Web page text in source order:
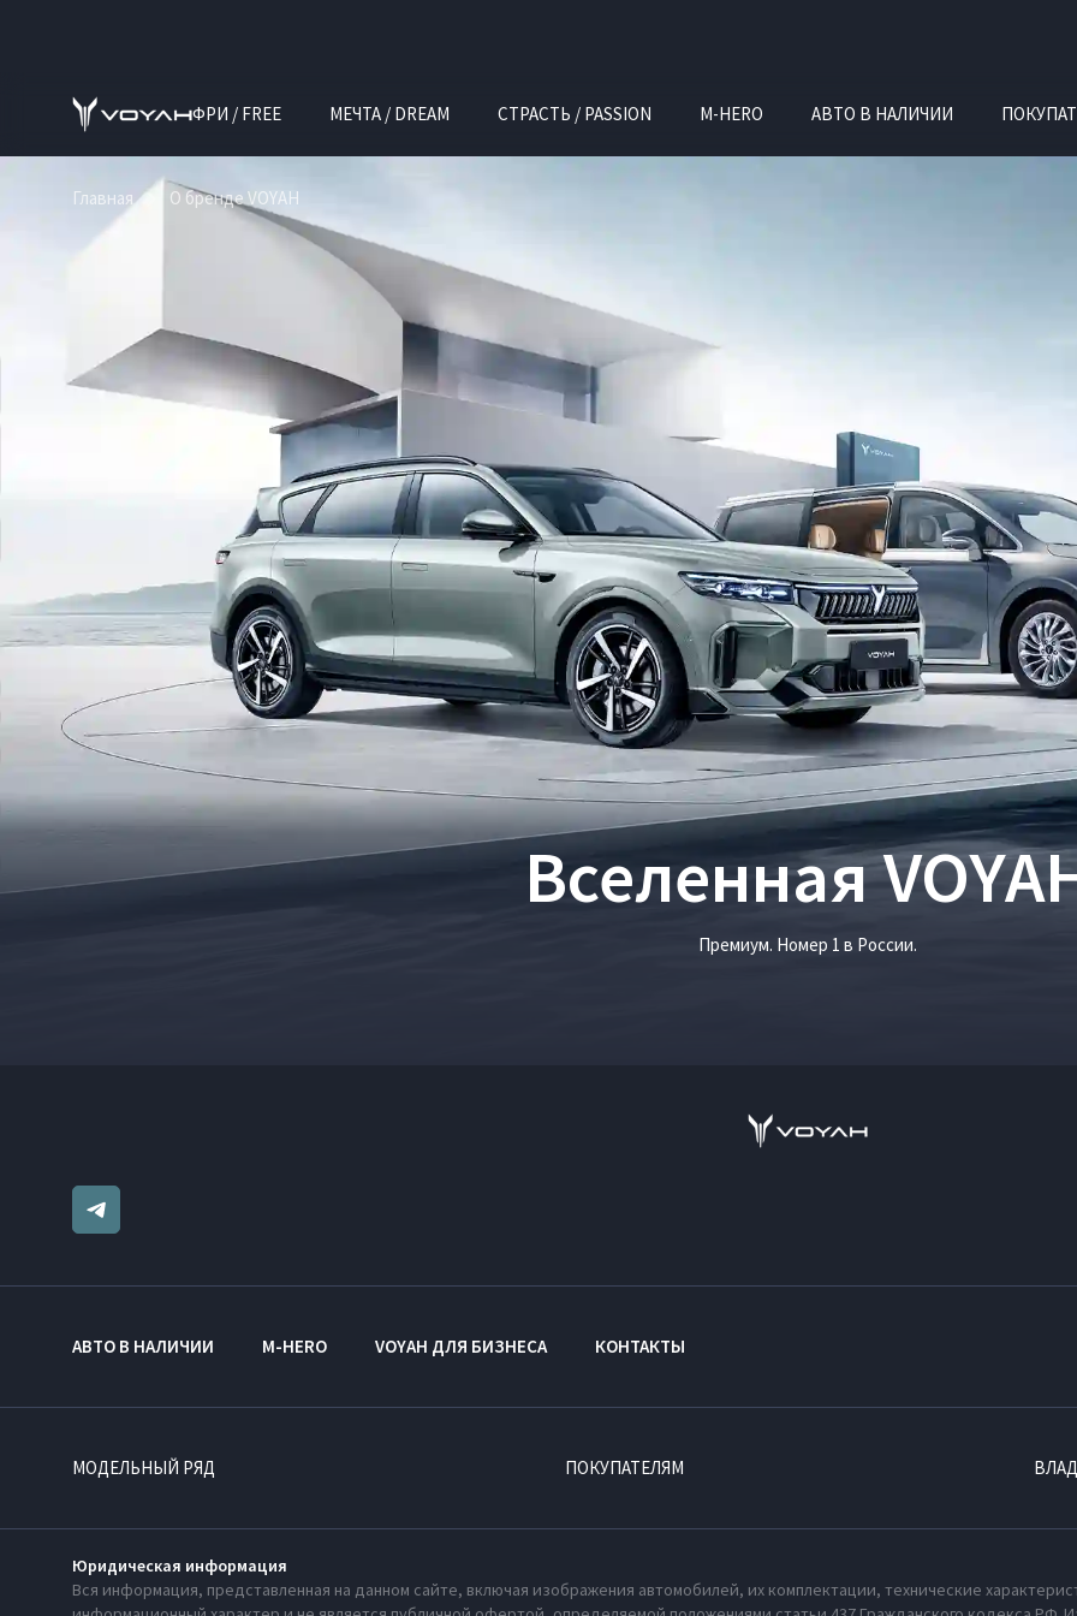
ФРИ / FREE МЕЧТА / DREAM СТРАСТЬ / PASSION M-HERO АВТО В НАЛИЧИИ
Главная О бренде VOYAH
Вселенная
Премиум. Номер 1 в России.
АВТО В НАЛИЧИИ M-HERO VOYAH ДЛЯ БИЗНЕСА КОНТАКТЫ
МОДЕЛЬНЫЙ РЯД ПОКУПАТЕЛЯМ
Юридическая информация
Вся информация, представленная на данном сайте, включая изображения автомобилей, их комплектации, технические